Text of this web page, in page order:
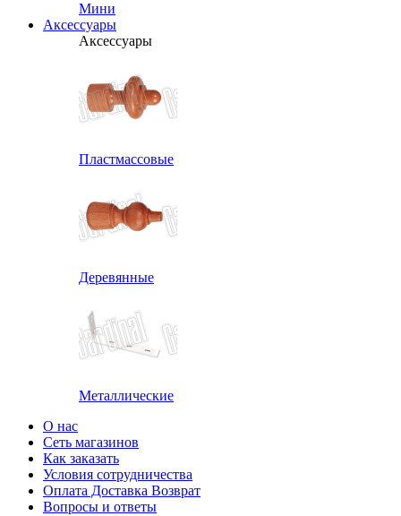
Мини
Аксессуары
Аксессуары
Пластмассовые
Деревянные
Металлические
О нас
Сеть магазинов
Как заказать
Условия сотрудничества
Оплата Доставка Возврат
Вопросы и ответы